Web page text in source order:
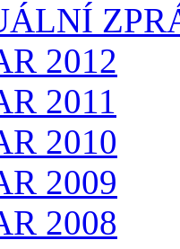
2012
2011
2010
2009
2008